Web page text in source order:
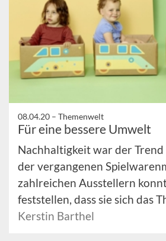
08.04.20 – Themenwelt
Für eine bessere Umwelt
Nachhaltigkeit war der
der vergangenen
zahlreichen Ausstellern
feststellen, dass sie sich das
Kerstin Barthel